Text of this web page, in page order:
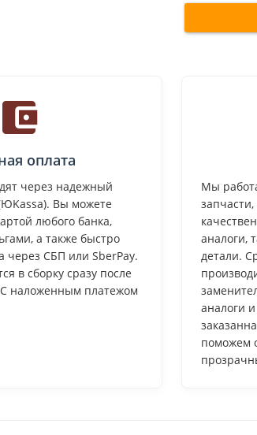
оплата
через надежный
Вы можете
любого банка,
а также быстро
через СБП или SberPay.
в сборку сразу после
наложенным платежом
Мы
аналоги,
детали.
аналоги
поможем